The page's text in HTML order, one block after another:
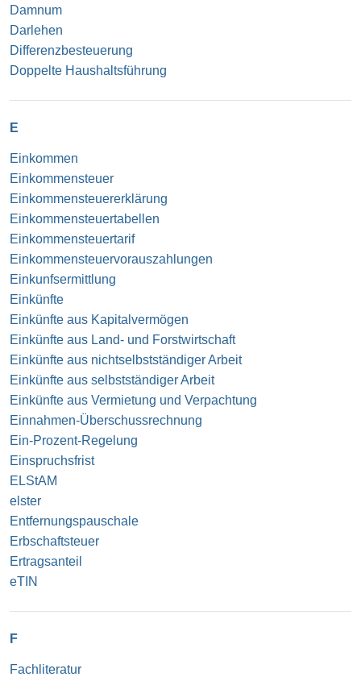
Damnum
Darlehen
Differenzbesteuerung
Doppelte Haushaltsführung
E
Einkommen
Einkommensteuer
Einkommensteuererklärung
Einkommensteuertabellen
Einkommensteuertarif
Einkommensteuervorauszahlungen
Einkunfsermittlung
Einkünfte
Einkünfte aus Kapitalvermögen
Einkünfte aus Land- und Forstwirtschaft
Einkünfte aus nichtselbstständiger Arbeit
Einkünfte aus selbstständiger Arbeit
Einkünfte aus Vermietung und Verpachtung
Einnahmen-Überschussrechnung
Ein-Prozent-Regelung
Einspruchsfrist
ELStAM
elster
Entfernungspauschale
Erbschaftsteuer
Ertragsanteil
eTIN
F
Fachliteratur